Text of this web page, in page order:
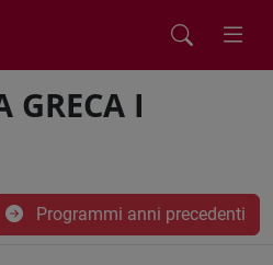
GRECA I
Programmi anni precedenti